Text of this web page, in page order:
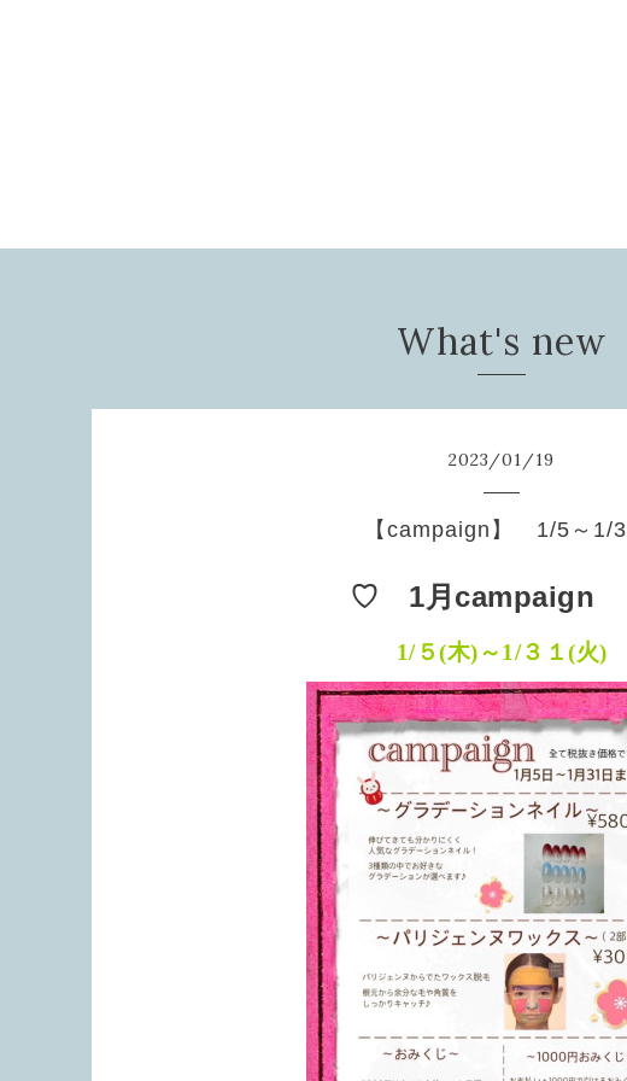
What's new
2023/01/19
【campaign】 1/5～1/
♡ 1月campaign
1/５(木)～1/３１(火)